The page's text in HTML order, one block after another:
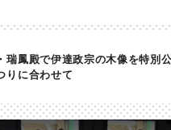
瑞鳳殿で伊達政宗の木像を特別
りに合わせて